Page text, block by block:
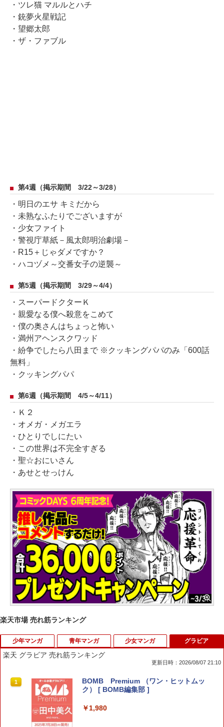
・ツレ猫 マルルとハチ
・銃夢火星戦記
・望郷太郎
・ザ・ファブル
第4週（掲示期間 3/22～3/28）
・明日のエサ キミだから
・未熟なふたりでございますが
・少女ファイト
・警視庁草紙－風太郎明治劇場－
・R15＋じゃダメですか？
・ハコヅメ～交番女子の逆襲～
第5週（掲示期間 3/29～4/4）
・スーパードクターＫ
・親愛なる僕へ殺意をこめて
・僕の奥さんはちょっと怖い
・満州アヘンスクワッド
・紛争でしたら八田まで ※クッキングパパのみ「600話
無料」
・クッキングパパ
第6週（掲示期間 4/5～4/11）
・Ｋ２
・オメガ・メガエラ
・ひとりでしにたい
・この世界は不完全すぎる
・聖☆おにいさん
・あせとせっけん
楽天市場 売れ筋ランキング
少年マンガ
1
新テニスの王子様 48 （ジャンプコミッ
クス） [ 許斐 剛 ]
￥616
青年マンガ
1
送料無料【中古】天地創造デザイン部
1〜9巻 までの全巻セット モーニングKC
少女マンガ
1
【漫画全巻セット】【中古】なみだうさ
ぎ 〜制服の片想い〜 ＜1〜10巻完結＞
グラビア
楽天 グラビア 売れ筋ランキング
更新日時：2026/08/07 21:10
1
BOMB Premium （ワン・ヒットムッ
ク） [ BOMB編集部 ]
￥1,980